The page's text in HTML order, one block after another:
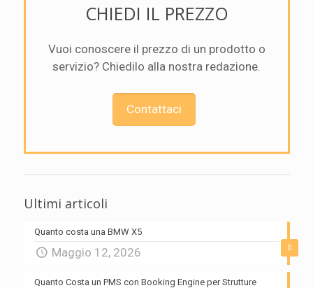
CHIEDI IL PREZZO
Vuoi conoscere il prezzo di un prodotto o
servizio? Chiedilo alla nostra redazione.
Contattaci
Ultimi articoli
0
Quanto costa una BMW X5
Maggio 12, 2026
Quanto Costa un PMS con Booking Engine per Strutture